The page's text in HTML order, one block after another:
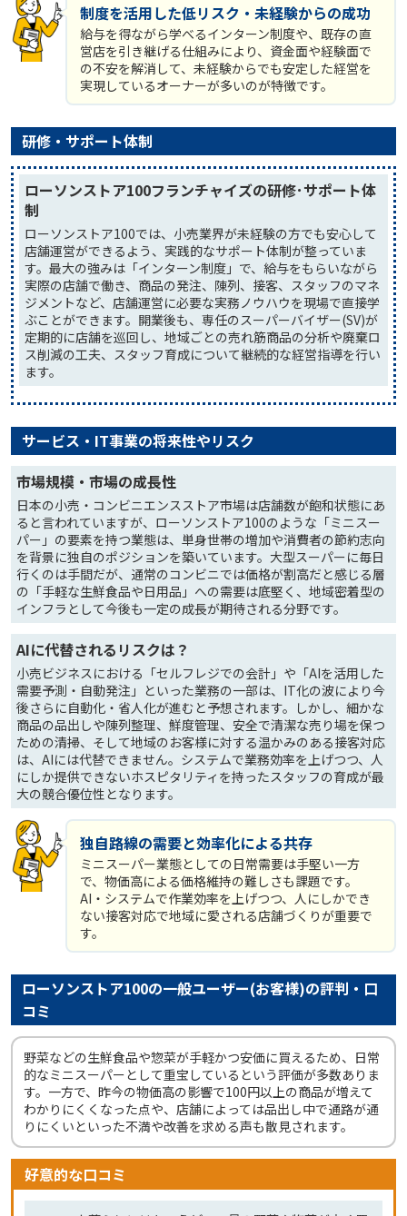
制度を活用した低リスク・未経験からの成功
給与を得ながら学べるインターン制度や、既存の直
営店を引き継げる仕組みにより、資金面や経験面で
の不安を解消して、未経験からでも安定した経営を
実現しているオーナーが多いのが特徴です。
研修・サポート体制
ローソンストア100フランチャイズの研修･サポート体
制
ローソンストア100では、小売業界が未経験の方でも安心して
店舗運営ができるよう、実践的なサポート体制が整っていま
す。最大の強みは「インターン制度」で、給与をもらいながら
実際の店舗で働き、商品の発注、陳列、接客、スタッフのマネ
ジメントなど、店舗運営に必要な実務ノウハウを現場で直接学
ぶことができます。開業後も、専任のスーパーバイザー(SV)が
定期的に店舗を巡回し、地域ごとの売れ筋商品の分析や廃棄ロ
ス削減の工夫、スタッフ育成について継続的な経営指導を行い
ます。
サービス・IT事業の将来性やリスク
市場規模・市場の成長性
日本の小売・コンビニエンスストア市場は店舗数が飽和状態にあ
ると言われていますが、ローソンストア100のような「ミニスー
パー」の要素を持つ業態は、単身世帯の増加や消費者の節約志向
を背景に独自のポジションを築いています。大型スーパーに毎日
行くのは手間だが、通常のコンビニでは価格が割高だと感じる層
の「手軽な生鮮食品や日用品」への需要は底堅く、地域密着型の
インフラとして今後も一定の成長が期待される分野です。
AIに代替されるリスクは？
小売ビジネスにおける「セルフレジでの会計」や「AIを活用した
需要予測・自動発注」といった業務の一部は、IT化の波により今
後さらに自動化・省人化が進むと予想されます。しかし、細かな
商品の品出しや陳列整理、鮮度管理、安全で清潔な売り場を保つ
ための清掃、そして地域のお客様に対する温かみのある接客対応
は、AIには代替できません。システムで業務効率を上げつつ、人
にしか提供できないホスピタリティを持ったスタッフの育成が最
大の競合優位性となります。
独自路線の需要と効率化による共存
ミニスーパー業態としての日常需要は手堅い一方
で、物価高による価格維持の難しさも課題です。
AI・システムで作業効率を上げつつ、人にしかでき
ない接客対応で地域に愛される店舗づくりが重要で
す。
ローソンストア100の一般ユーザー(お客様)の評判・口
コミ
野菜などの生鮮食品や惣菜が手軽かつ安価に買えるため、日常
的なミニスーパーとして重宝しているという評価が多数ありま
す。一方で、昨今の物価高の影響で100円以上の商品が増えて
わかりにくくなった点や、店舗によっては品出し中で通路が通
りにくいといった不満や改善を求める声も散見されます。
好意的な口コミ